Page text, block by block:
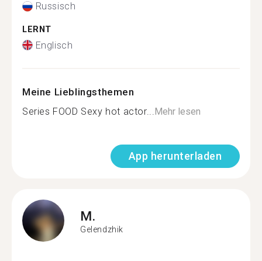
Russisch
LERNT
Englisch
Meine Lieblingsthemen
Series FOOD Sexy hot actor... Mehr lesen
App herunterladen
M.
Gelendzhik